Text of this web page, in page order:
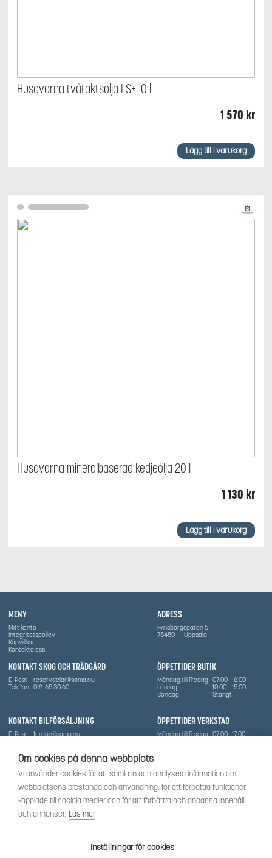
Om cookies på denna webbplats
Vi använder cookies för att samla in och analysera information om
webbplatsens prestanda och användning, för att förbättra funktioner
kopplade till sociala medier och för att förbättra och anpassa innehåll
och annonser. Läs mer
Inställningar för cookies
Husqvarna tvåtaktsolja LS+ 10 l
1 570 kr
Lägg till i varukorg
Husqvarna mineralbaserad kedjeolja 20 l
1 130 kr
Lägg till i varukorg
MENY
Mitt konto
Integritetspolicy
Köpvillkor
Kontakta oss
ÖPPETTIDER BUTIK
Måndag till Fredag 07:00 18:00
Lördag
10:00
15:00
Söndag
Stängt
ÖPPETTIDER VERKSTAD
Måndag till Fredag 07:00 17:00
ADRESS
Fyrisborgsgatan 5
75450
Uppsala
KONTAKT SKOG OCH TRÄDGÅRD
E-Post
reservdelar@sama.nu
Telefon 018-65 30 60
KONTAKT BILFÖRSÄLJNING
E-Post
fordon@sama.nu
Vi har sedan 1970-talet levererat skog-och trädgårdsprodukter till Uppsala med omnejd. Vi
har idag även ett brett utbud av dessa produkter samt BRP:s produktsortiment, gällande
Can-Am, Sea-Doo.
Vi är certifierad serviceverkstad.
SOCIALT